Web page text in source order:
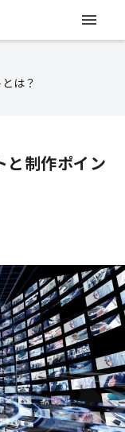
は？
と制作ポイン